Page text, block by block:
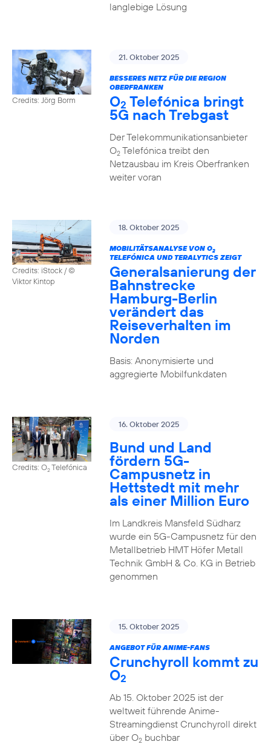
langlebige Lösung
Credits: Jörg Borm
21. Oktober 2025
BESSERES NETZ FÜR DIE REGION
OBERFRANKEN
O2 Telefónica bringt
5G nach Trebgast
Der Telekommunikationsanbieter
O2Telefónica treibt den
Netzausbau im Kreis Oberfranken
weiter voran
Credits: iStock / ©
Viktor Kintop
18. Oktober 2025
MOBILITÄTSANALYSE VON O2
TELEFÓNICA UND TERALYTICS ZEIGT
Generalsanierung der
Bahnstrecke
Hamburg-Berlin
verändert das
Reiseverhalten im
Norden
Basis: Anonymisierte und
aggregierte Mobilfunkdaten
Credits: O2Telefónica
16. Oktober 2025
Bund und Land
fördern 5G-
Campusnetz in
Hettstedt mit mehr
als einer Million Euro
Im Landkreis Mansfeld Südharz
wurde ein 5G-Campusnetz für den
Metallbetrieb HMT Höfer Metall
Technik GmbH & Co. KG in Betrieb
genommen
15. Oktober 2025
ANGEBOT FÜR ANIME-FANS
Crunchyroll kommt zu
O2
Ab 15. Oktober 2025 ist der
weltweit führende Anime-
Streamingdienst Crunchyroll direkt
über O2buchbar